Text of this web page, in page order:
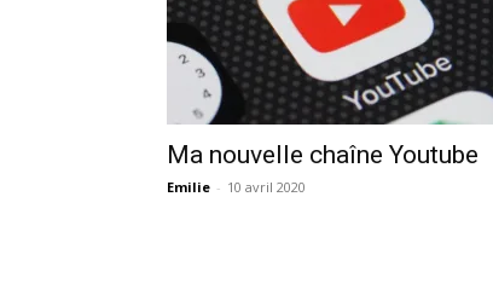
Ma nouvelle chaîne Youtube
Emilie - 10 avril 2020